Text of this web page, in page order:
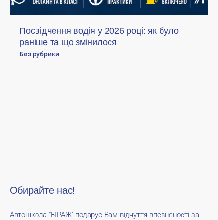
Посвідчення водія у 2026 році: як було
раніше та що змінилося
Без рубрики
Обирайте нас!
Автошкола "ВІРАЖ" подарує Вам відчуття впевненості за